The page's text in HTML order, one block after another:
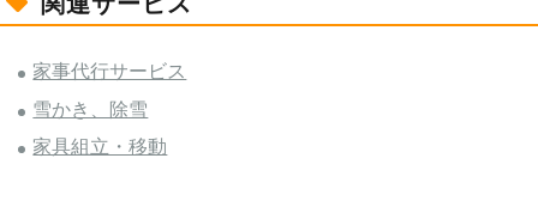
家事代行サービス
雪かき、除雪
家具組立・移動